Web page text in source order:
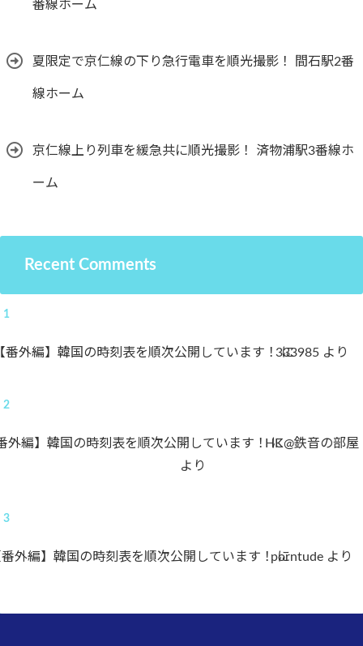
番線ホーム
夏限定で京仁線の下り急行電車を順光撮影！ 間石駅2番
線ホーム
京仁線上り列車を緩急共に順光撮影！ 済物浦駅3番線ホ
ーム
Recent Comments
番外編】韓国の時刻表を順次公開しています！に
333985より
外編】韓国の時刻表を順次公開しています！ に
HK@鉄音の部屋
より
外編】韓国の時刻表を順次公開しています！に
porntude より